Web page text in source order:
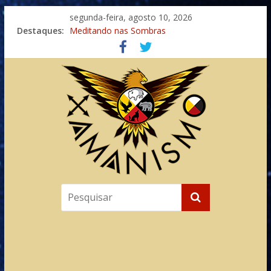
segunda-feira, agosto 10, 2026
Destaques: Meditando nas Sombras
Autosuficiência: A Jornada do Espírito Ancestral
Xamanismo Universal
Totens – Caminho Espiritual – Crescimento
Imaginação na Cura